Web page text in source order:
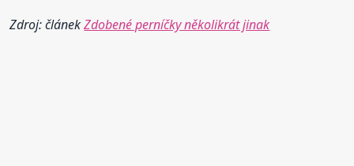
Zdroj: článekZdobené perníčky několikrát jinak